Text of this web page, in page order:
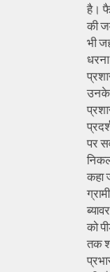
है।
की
भी
उनके
पर
कहा
को
तक